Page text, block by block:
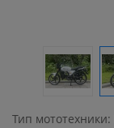
Тип мототехники